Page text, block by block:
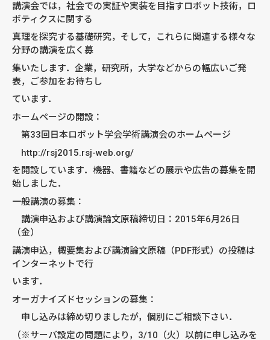
講演会では，社会での実証や実装を目指すロボット技術，ロ
ボティクスに関する
真理を探究する基礎研究，そして，これらに関連する様々な
分野の講演を広く募
集いたします．企業，研究所，大学などからの幅広いご発
表，ご参加をお待ちし
ています．
ホームページの開設：
第33回日本ロボット学会学術講演会のホームページ
http://rsj2015.rsj-web.org/
を開設しています．機器、書籍などの展示や広告の募集を開
始しました．
一般講演の募集：
講演申込および講演論文原稿締切日：2015年6月26日
（金）
講演申込，概要集および講演論文原稿（PDF形式）の投稿は
インターネットで行
います．
オーガナイズドセッションの募集：
申し込みは締め切りましたが，個別にご相談下さい．
（※サーバ設定の問題により，3/10（火）以前に申し込みを